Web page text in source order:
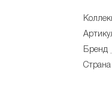
Бренд
Страна